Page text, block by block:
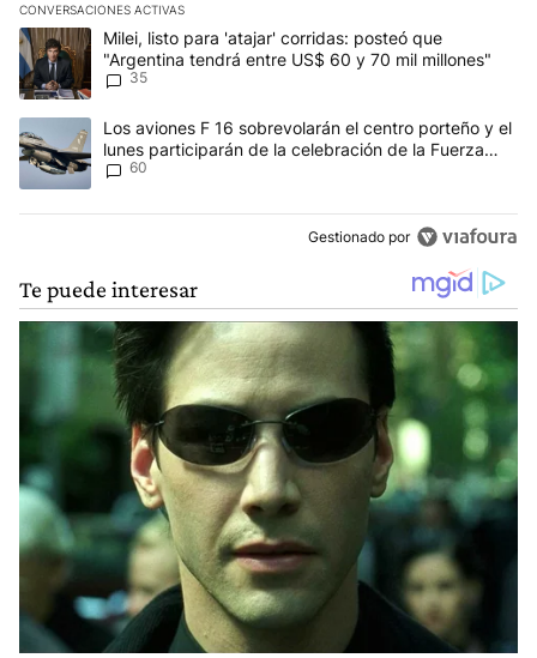
CONVERSACIONES ACTIVAS
Este listado muestra los artículos con más comentarios en los
Un artículo de tendencia con el título "Milei, listo para 'atajar'
Milei, listo para 'atajar' corridas: posteó que
"Argentina tendrá entre US$ 60 y 70 mil millones"
35
Un artículo de tendencia con el título "Los aviones F 16
Los aviones F 16 sobrevolarán el centro porteño y el
lunes participarán de la celebración de la Fuerza
Aérea
60
Gestionado por